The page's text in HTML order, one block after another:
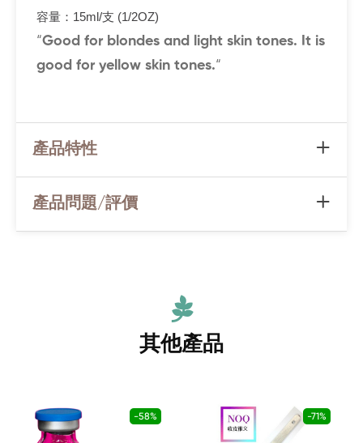
容量：15ml/支 (1/2OZ)
“Good for blondes and light skin tones. It is
good for yellow skin tones.“
產品特性
產品問題/評價
其他產品
-58% -71%